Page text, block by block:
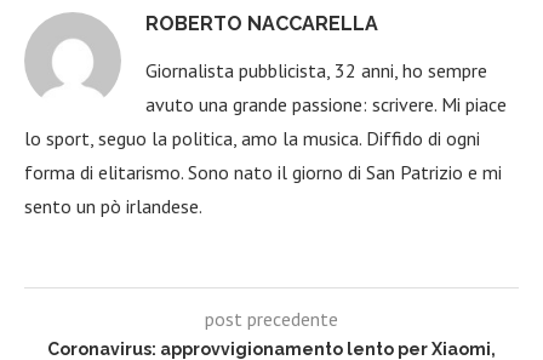
ROBERTO NACCARELLA
Giornalista pubblicista, 32 anni, ho sempre
avuto una grande passione: scrivere. Mi piace
lo sport, seguo la politica, amo la musica. Diffido di ogni
forma di elitarismo. Sono nato il giorno di San Patrizio e mi
sento un pò irlandese.
post precedente
Coronavirus: approvvigionamento lento per Xiaomi,